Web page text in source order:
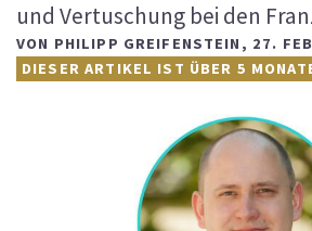
und Vertuschung bei den
VON PHILIPP GREIFENSTEIN , 27.
DIESER ARTIKEL IST ÜBER 5